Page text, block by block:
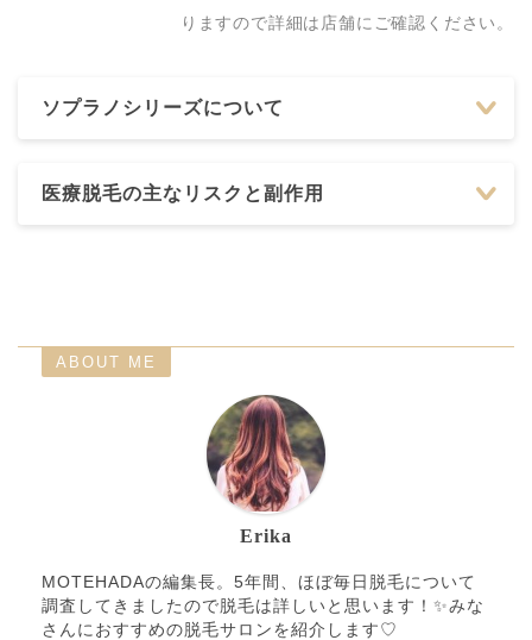
りますので詳細は店舗にご確認ください。
ソプラノシリーズについて
医療脱毛の主なリスクと副作用
ABOUT ME
Erika
MOTEHADAの編集長。5年間、ほぼ毎日脱毛について
調査してきましたので脱毛は詳しいと思います！✨みな
さんにおすすめの脱毛サロンを紹介します♡